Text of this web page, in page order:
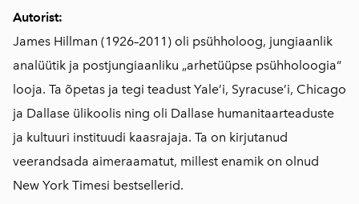
Autorist:
James Hillman (1926–2011) oli psühholoog, jungiaanlik
analüütik ja postjungiaanliku „arhetüüpse psühholoogia“
looja. Ta õpetas ja tegi teadust Yale’i, Syracuse’i, Chicago
ja Dallase ülikoolis ning oli Dallase humanitaarteaduste
ja kultuuri instituudi kaasrajaja. Ta on kirjutanud
veerandsada aimeraamatut, millest enamik on olnud
New York Timesi bestsellerid.